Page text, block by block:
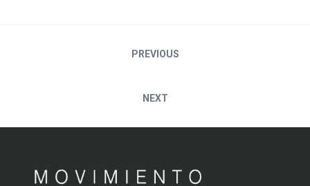
NavegaciónPREVIOUS
NEXT